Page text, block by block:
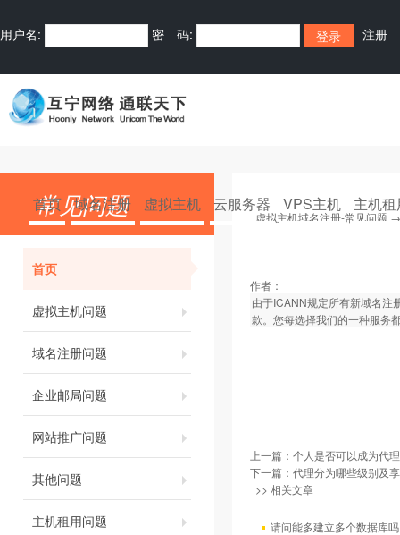
用户名: 密 码: 注册
首页 域名注册 虚拟主机 云服务器 VPS主机 主机
常见问题
首页
虚拟主机问题
域名注册问题
企业邮局问题
网站推广问题
其他问题
主机租用问题
虚拟主机域名注册-常见问题
作者：
由于ICANN规定所有新域名注
款。您每选择我们的一种服务
上一篇： 个人是否可以成为代
下一篇： 代理分为哪些级别及
>> 相关文章
请问能多建立多个数据库